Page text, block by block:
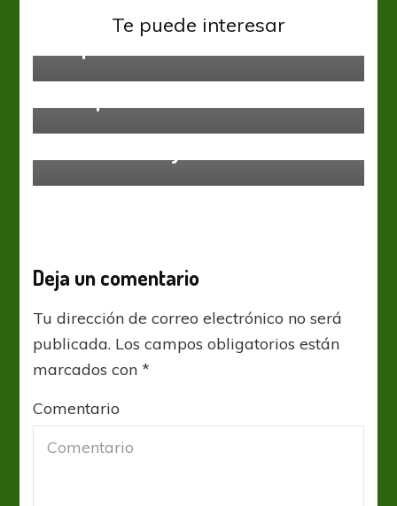
Te puede interesar
Flamengo ganó y espera un
Deja un comentario
Tu dirección de correo electrónico no será
publicada. Los campos obligatorios están
marcados con*
Comentario